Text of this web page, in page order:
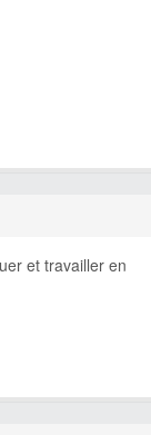
et travailler en